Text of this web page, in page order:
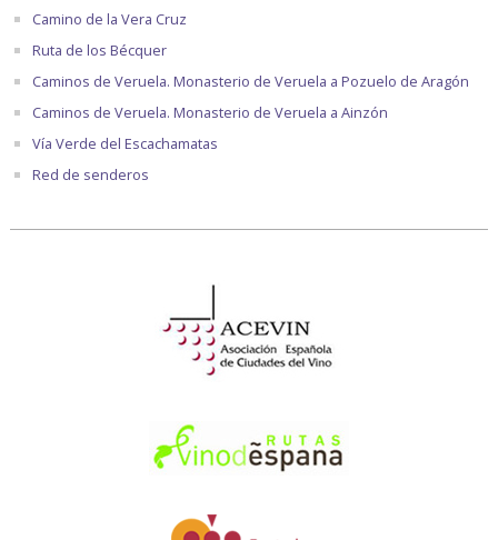
Camino de la Vera Cruz
Ruta de los Bécquer
Caminos de Veruela. Monasterio de Veruela a Pozuelo de Aragón
Caminos de Veruela. Monasterio de Veruela a Ainzón
Vía Verde del Escachamatas
Red de senderos